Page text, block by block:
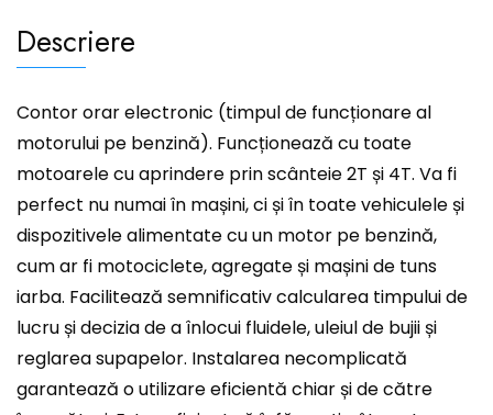
Descriere
Contor orar electronic (timpul de funcționare al
motorului pe benzină). Funcționează cu toate
motoarele cu aprindere prin scânteie 2T și 4T. Va fi
perfect nu numai în mașini, ci și în toate vehiculele și
dispozitivele alimentate cu un motor pe benzină,
cum ar fi motociclete, agregate și mașini de tuns
iarba. Facilitează semnificativ calcularea timpului de
lucru și decizia de a înlocui fluidele, uleiul de bujii și
reglarea supapelor. Instalarea necomplicată
garantează o utilizare eficientă chiar și de către